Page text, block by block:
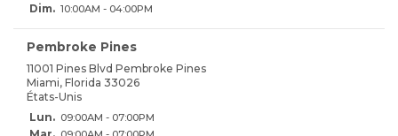
Dim. 10:00AM - 04:00PM
Pembroke Pines
11001 Pines Blvd Pembroke Pines
Miami, Florida 33026
États-Unis
Lun. 09:00AM - 07:00PM